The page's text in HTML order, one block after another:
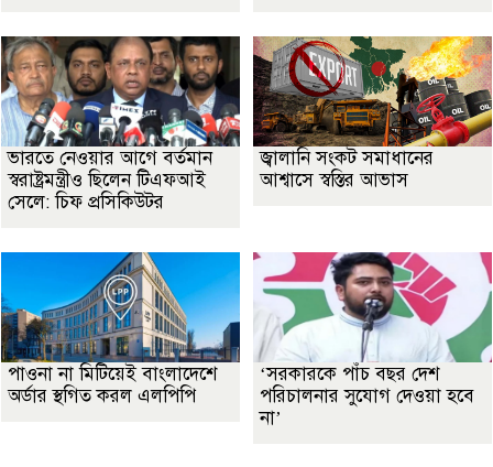
ভারতে নেওয়ার আগে বর্তমান
স্বরাষ্ট্রমন্ত্রীও ছিলেন টিএফআই
সেলে: চিফ প্রসিকিউটর
জ্বালানি সংকট সমাধানের
আশ্বাসে স্বস্তির আভাস
পাওনা না মিটিয়েই বাংলাদেশে
অর্ডার স্থগিত করল এলপিপি
‘সরকারকে পাঁচ বছর দেশ
পরিচালনার সুযোগ দেওয়া হবে
না’